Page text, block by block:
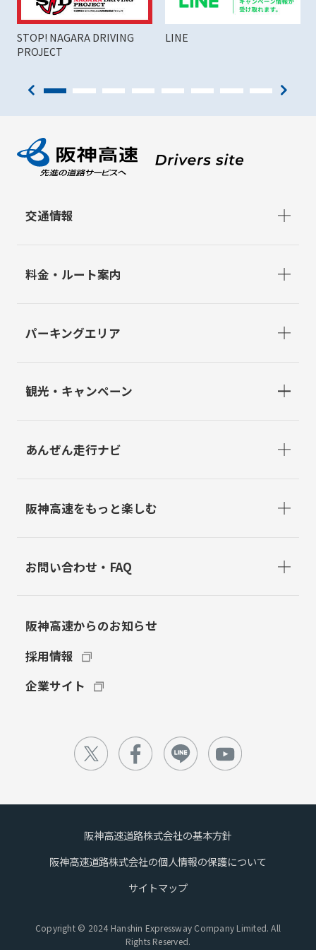
STOP! NAGARA DRIVING
PROJECT
LINE
交通情報
料金・ルート案内
パーキングエリア
観光・キャンペーン
あんぜん走行ナビ
阪神高速をもっと楽しむ
お問い合わせ・FAQ
阪神高速からのお知らせ
採用情報
企業サイト
阪神高速道路株式会社の基本方針
阪神高速道路株式会社の個人情報の保護について
サイトマップ
Copyright © 2024 Hanshin Expressway Company Limited. All
Rights Reserved.